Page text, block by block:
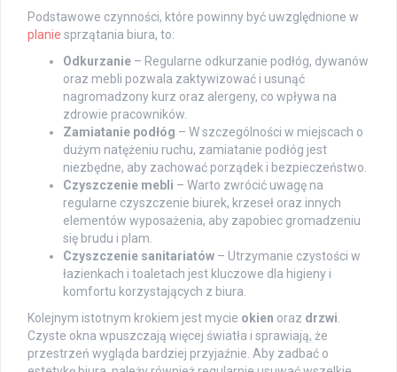
Podstawowe czynności, które powinny być uwzględnione w
planie sprzątania biura, to:
Odkurzanie – Regularne odkurzanie podłóg, dywanów
oraz mebli pozwala zaktywizować i usunąć
nagromadzony kurz oraz alergeny, co wpływa na
zdrowie pracowników.
Zamiatanie podłóg – W szczególności w miejscach o
dużym natężeniu ruchu, zamiatanie podłóg jest
niezbędne, aby zachować porządek i bezpieczeństwo.
Czyszczenie mebli – Warto zwrócić uwagę na
regularne czyszczenie biurek, krzeseł oraz innych
elementów wyposażenia, aby zapobiec gromadzeniu
się brudu i plam.
Czyszczenie sanitariatów – Utrzymanie czystości w
łazienkach i toaletach jest kluczowe dla higieny i
komfortu korzystających z biura.
Kolejnym istotnym krokiem jest mycie okien oraz drzwi
Czyste okna wpuszczają więcej światła i sprawiają, że
przestrzeń wygląda bardziej przyjaźnie. Aby zadbać o